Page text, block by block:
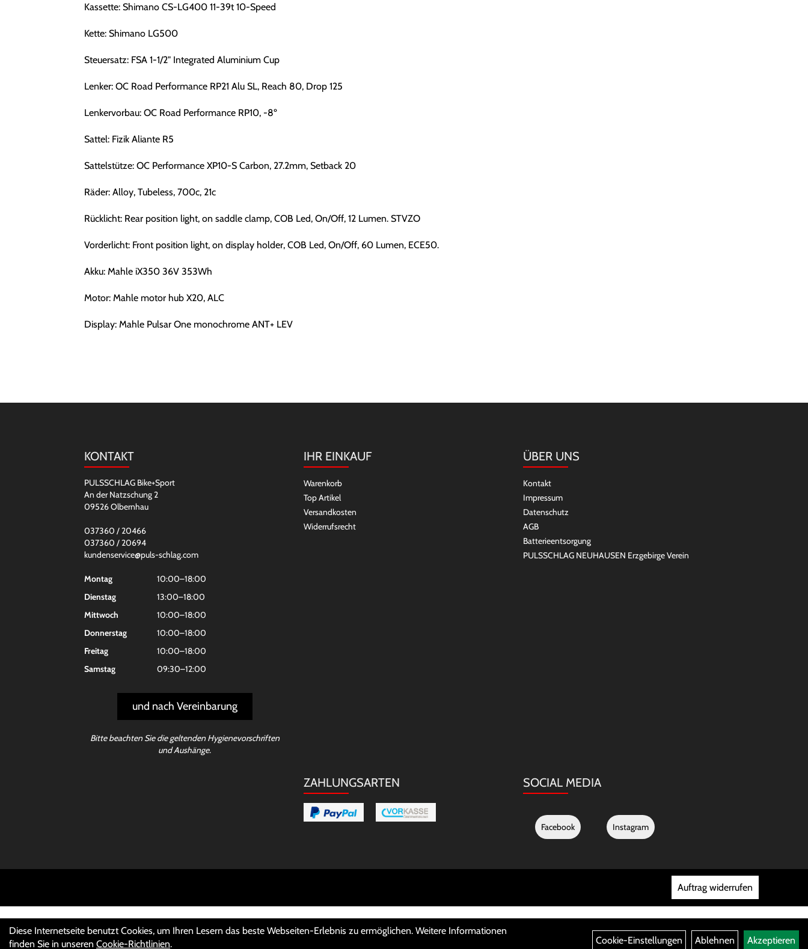
Kassette: Shimano CS-LG400 11-39t 10-Speed
Kette: Shimano LG500
Steuersatz: FSA 1-1/2" Integrated Aluminium Cup
Lenker: OC Road Performance RP21 Alu SL, Reach 80, Drop 125
Lenkervorbau: OC Road Performance RP10, -8º
Sattel: Fizik Aliante R5
Sattelstütze: OC Performance XP10-S Carbon, 27.2mm, Setback 20
Räder: Alloy, Tubeless, 700c, 21c
Rücklicht: Rear position light, on saddle clamp, COB Led, On/Off, 12 Lumen. STVZO
Vorderlicht: Front position light, on display holder, COB Led, On/Off, 60 Lumen, ECE50.
Akku: Mahle iX350 36V 353Wh
Motor: Mahle motor hub X20, ALC
Display: Mahle Pulsar One monochrome ANT+ LEV
KONTAKT
PULSSCHLAG Bike+Sport
An der Natzschung 2
09526 Olbernhau
037360 / 20466
037360 / 20694
kundenservice@puls-schlag.com
Montag
10:00–18:00
Dienstag
13:00–18:00
Mittwoch
10:00–18:00
Donnerstag
10:00–18:00
Freitag
10:00–18:00
Samstag
09:30–12:00
und nach Vereinbarung
Bitte beachten Sie die geltenden Hygienevorschriften
und Aushänge.
IHR EINKAUF
Warenkorb
Top Artikel
Versandkosten
Widerrufsrecht
ÜBER UNS
Kontakt
Impressum
Datenschutz
AGB
Batterieentsorgung
PULSSCHLAG NEUHAUSEN Erzgebirge Verein
ZAHLUNGSARTEN SOCIAL MEDIA
Facebook Instagram
Diese Internetseite benutzt Cookies, um Ihren Lesern das beste Webseiten-Erlebnis zu ermöglichen. Weitere Informationen
finden Sie in unseren Cookie-Richtlinien. Cookie-Einstellungen Ablehnen Akzeptieren
Auftrag widerrufen